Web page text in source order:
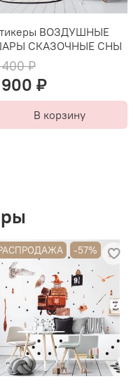
ВОЗДУШНЫЕ
СКАЗОЧНЫЕ СНЫ
₽
900 ₽
В корзину
-57%